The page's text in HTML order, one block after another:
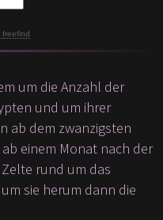
freefind
um die Anzahl der
und um ihrer
ab dem zwanzigsten
einem Monat nach der
rund um das